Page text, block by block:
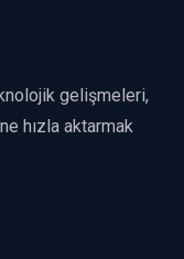
gelişmeleri,
hızla aktarmak